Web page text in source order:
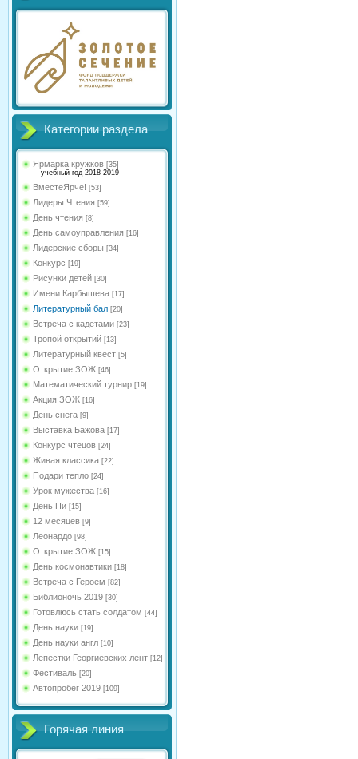
Категории раздела
Ярмарка кружков [35]
учебный год 2018-2019
ВместеЯрче! [53]
Лидеры Чтения [59]
День чтения [8]
День самоуправления [16]
Лидерские сборы [34]
Конкурс [19]
Рисунки детей [30]
Имени Карбышева [17]
Литературный бал [20]
Встреча с кадетами [23]
Тропой открытий [13]
Литературный квест [5]
Открытие ЗОЖ [46]
Математический турнир [19]
Акция ЗОЖ [16]
День снега [9]
Выставка Бажова [17]
Конкурс чтецов [24]
Живая классика [22]
Подари тепло [24]
Урок мужества [16]
День Пи [15]
12 месяцев [9]
Леонардо [98]
Открытие ЗОЖ [15]
День космонавтики [18]
Встреча с Героем [82]
Библионочь 2019 [30]
Готовлюсь стать солдатом [44]
День науки [19]
День науки англ [10]
Лепестки Георгиевских лент [12]
Фестиваль [20]
Автопробег 2019 [109]
Горячая линия